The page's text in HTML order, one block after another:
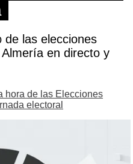
de las elecciones
en directo y
hora de las Elecciones
electoral